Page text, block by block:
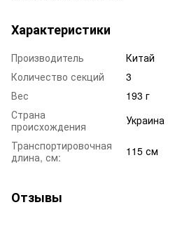
Характеристики
Производитель
Китай
Количество секций
3
Вес
193 г
Страна
происхождения
Украина
Транспортировочная
длина, см:
115 см
Отзывы